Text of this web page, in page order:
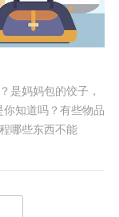
是妈妈包的饺子，
知道吗？有些物品
哪些东西不能